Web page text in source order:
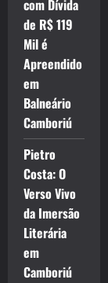
com Dívida
de R$ 119
Mil é
Apreendido
em
Balneário
Camboriú
Pietro
Costa: O
Verso Vivo
da Imersão
Literária
em
Camboriú